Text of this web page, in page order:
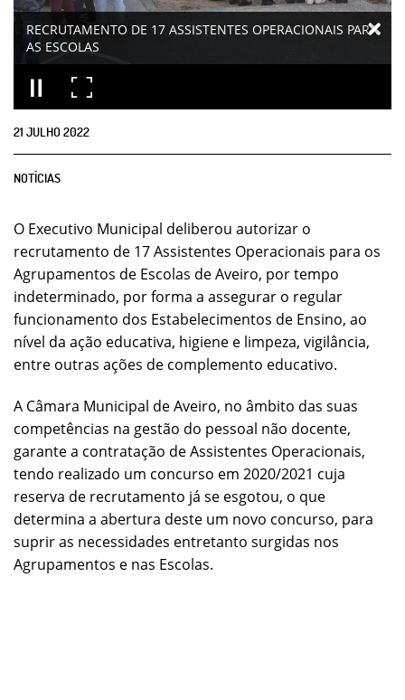
RECRUTAMENTO DE 17 ASSISTENTES OPERACIONAIS PARA
AS ESCOLAS
21 JULHO2022
NOTÍCIAS
O Executivo Municipal deliberou autorizar o
recrutamento de 17 Assistentes Operacionais para os
Agrupamentos de Escolas de Aveiro, por tempo
indeterminado, por forma a assegurar o regular
funcionamento dos Estabelecimentos de Ensino, ao
nível da ação educativa, higiene e limpeza, vigilância,
entre outras ações de complemento educativo.
A Câmara Municipal de Aveiro, no âmbito das suas
competências na gestão do pessoal não docente,
garante a contratação de Assistentes Operacionais,
tendo realizado um concurso em 2020/2021 cuja
reserva de recrutamento já se esgotou, o que
determina a abertura deste um novo concurso, para
suprir as necessidades entretanto surgidas nos
Agrupamentos e nas Escolas.